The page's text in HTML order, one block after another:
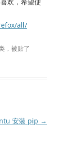
all/
，被贴了
安装 pip →